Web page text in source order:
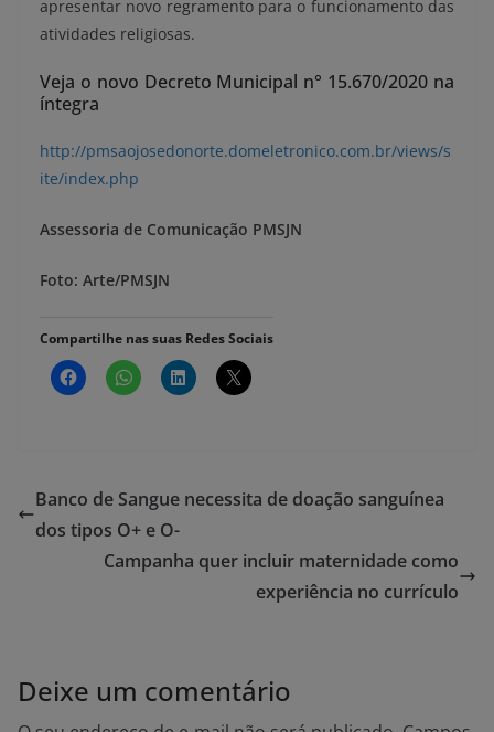
apresentar novo regramento para o funcionamento das
atividades religiosas.
Veja o novo Decreto Municipal n° 15.670/2020 na
íntegra
http://pmsaojosedonorte.domeletronico.com.br/views/s
ite/index.php
Assessoria de Comunicação PMSJN
Foto: Arte/PMSJN
Compartilhe nas suas Redes Sociais
Banco de Sangue necessita de doação sanguínea
dos tipos O+ e O-
Campanha quer incluir maternidade como
experiência no currículo
Deixe um comentário